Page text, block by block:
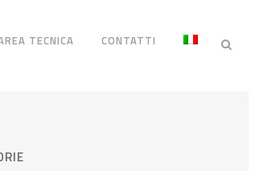
TECNICA CONTATTI